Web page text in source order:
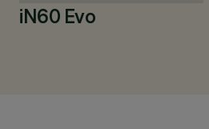
iN60 Evo